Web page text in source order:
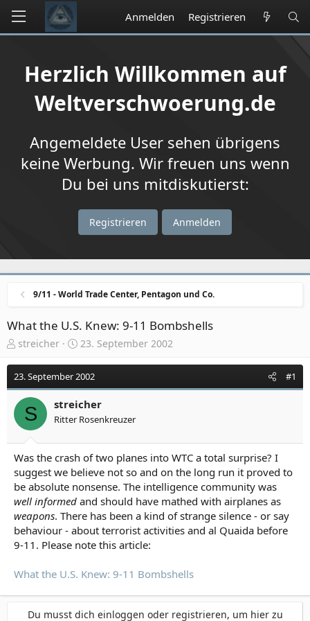
Anmelden Registrieren
Herzlich Willkommen auf
Weltverschwoerung.de
Angemeldete User sehen übrigens
keine Werbung. Wir freuen uns wenn
Du bei uns mitdiskutierst:
Registrieren Anmelden
9/11 - World Trade Center, Pentagon und Co.
What the U.S. Knew: 9-11 Bombshells
E
s
t
l
r
streicher
E
s
t
l
l
a
m
23. September 2002
23. September 2002 #1
S streicher
Ritter Rosenkreuzer
Was the crash of two planes into WTC a total surprise? I
suggest we believe not so and on the long run it proved to
be absolute nonsense. The intelligence community was
well informed and should have mathed with airplanes as
weapons. There has been a kind of strange silence - or say
behaviour - about terrorist activities and al Quaida before
9-11. Please note this article:
What the U.S. Knew: 9-11 Bombshells
Du musst dich einloggen oder registrieren, um hier zu